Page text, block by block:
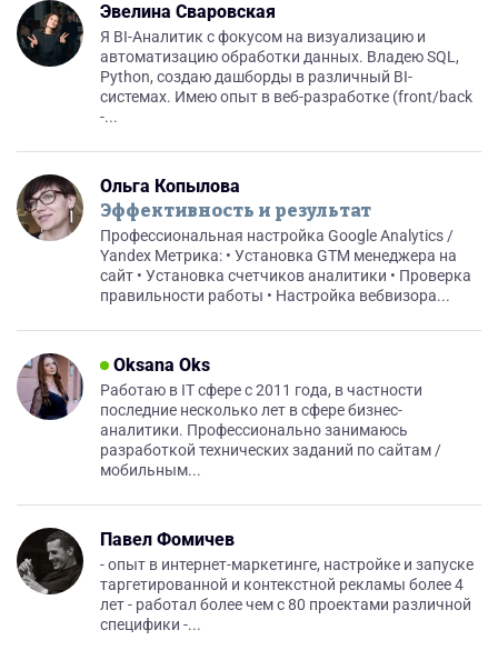
Эвелина Сваровская
Я BI-Аналитик с фокусом на визуализацию и
автоматизацию обработки данных. Владею SQL,
Python, создаю дашборды в различный BI-
системах. Имею опыт в веб-разработке (front/back
-...
Ольга Копылова
Эффективность и результат
Профессиональная настройка Google Analytics /
Yandex Метрика: • Установка GTM менеджера на
сайт • Установка счетчиков аналитики • Проверка
правильности работы • Настройка вебвизора...
Oksana Oks
Работаю в IT сфере с 2011 года, в частности
последние несколько лет в сфере бизнес-
аналитики. Профессионально занимаюсь
разработкой технических заданий по сайтам /
мобильным...
Павел Фомичев
- опыт в интернет-маркетинге, настройке и запуске
таргетированной и контекстной рекламы более 4
лет - работал более чем с 80 проектами различной
специфики -...